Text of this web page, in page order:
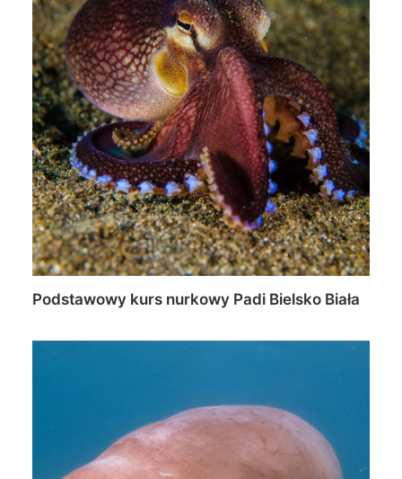
Podstawowy kurs nurkowy Padi Bielsko Biała